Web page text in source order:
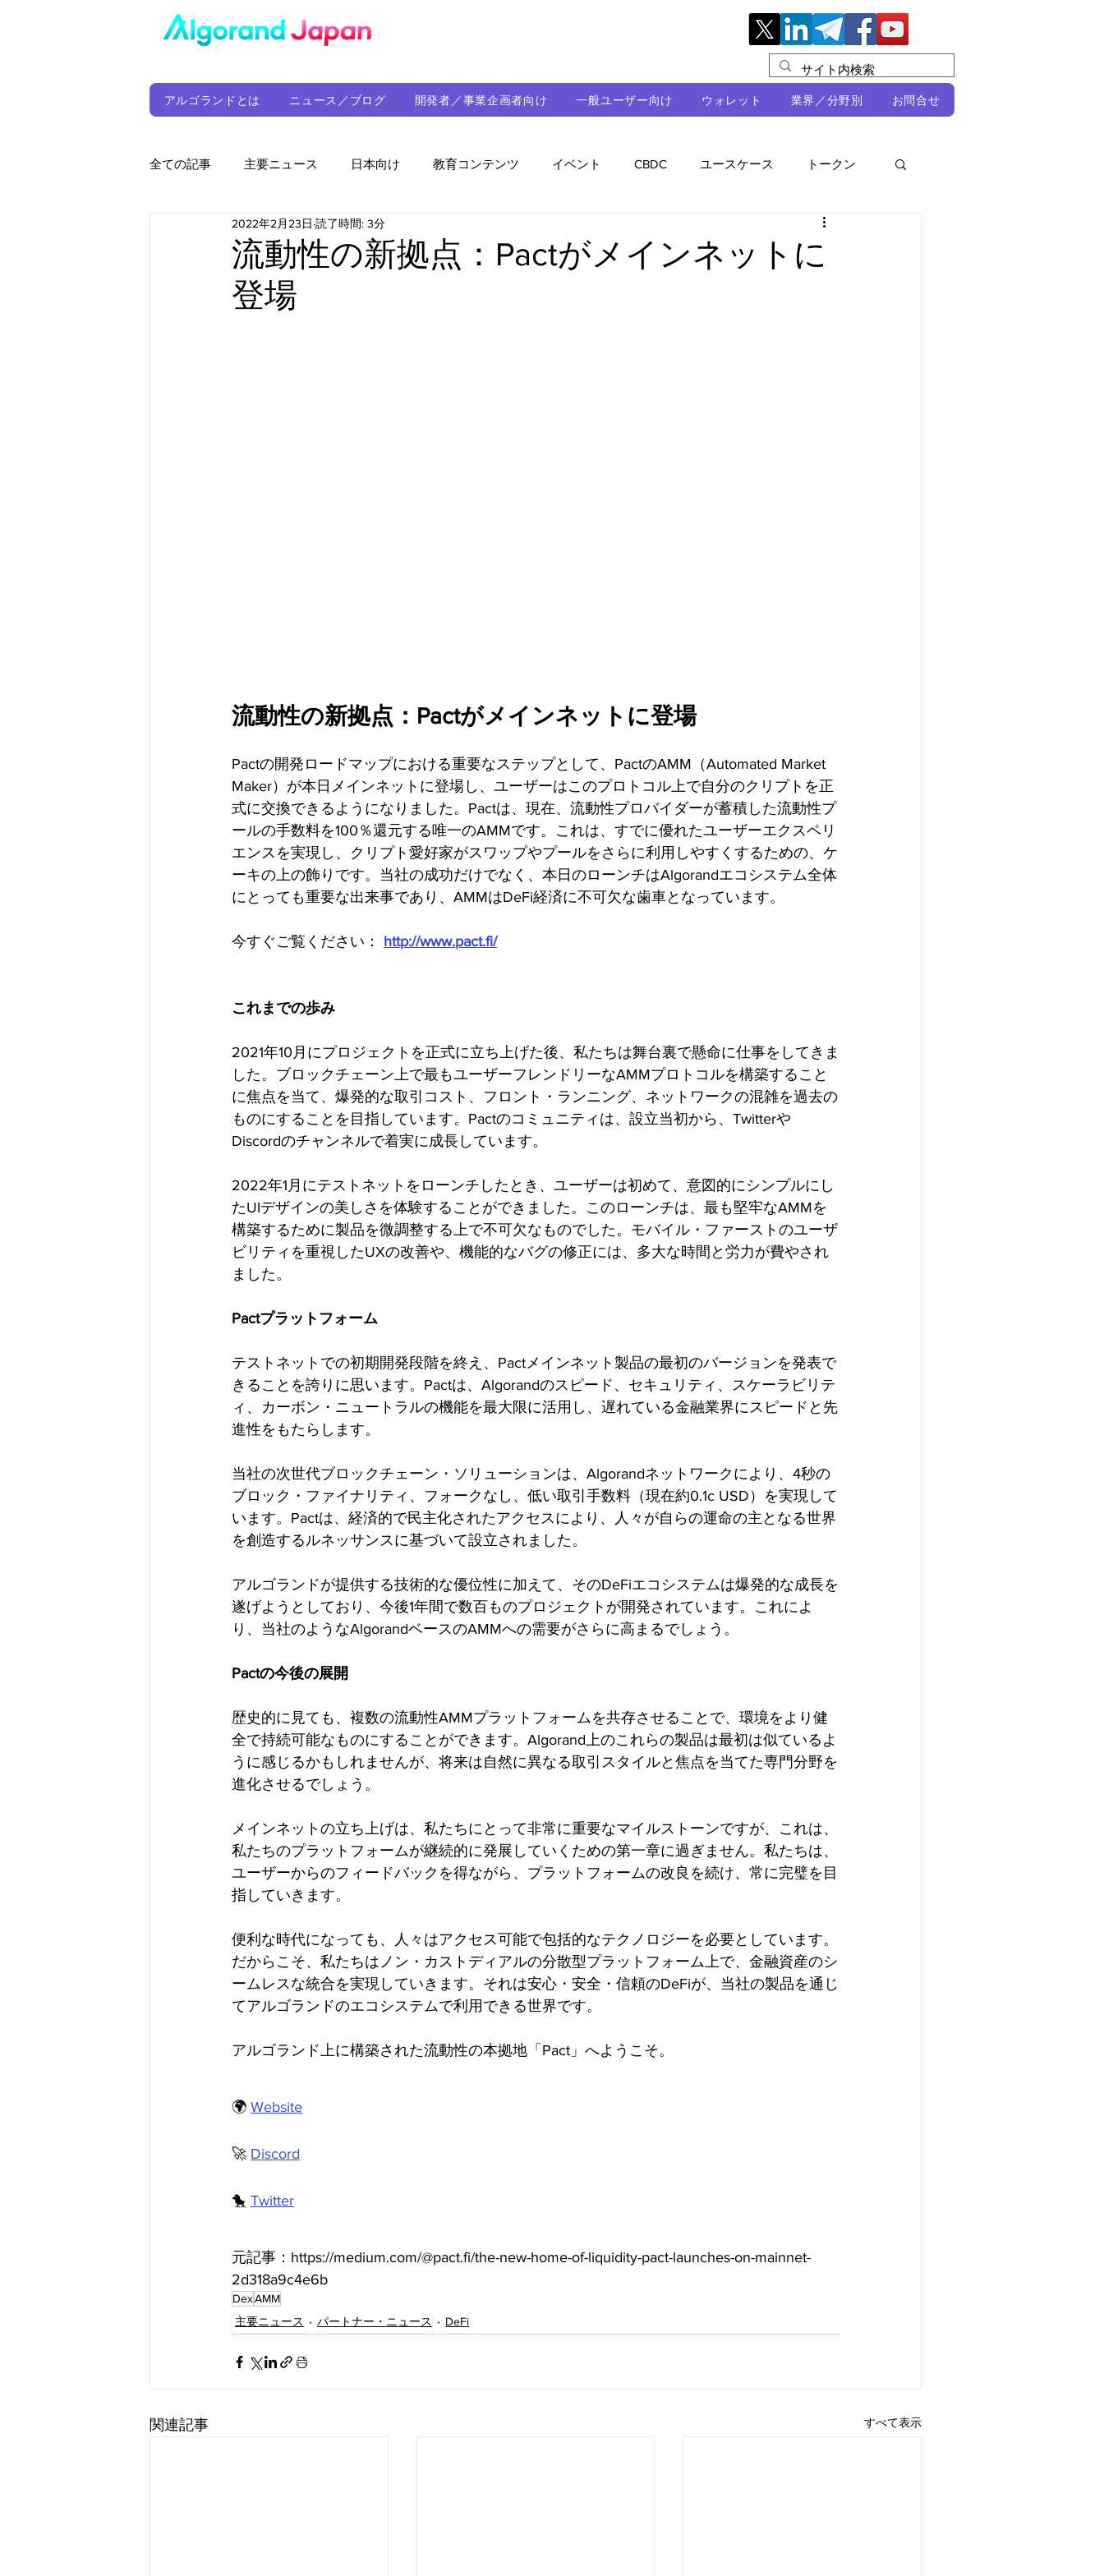
アルゴランドとは ニュース／ブログ 開発者／事業企画者向け 一般ユーザー向け ウォレット 業界／分野別 お問合せ
全ての記事 主要ニュース 日本向け 教育コンテンツ イベント CBDC ユースケース トークン
ウォレット 定期レポート
アルゴランド財団
流動性の新拠点：Pactがメインネットに
登場
2022年2月23日 読了時間: 3分
流動性の新拠点：Pactがメインネットに登場
Pactの開発ロードマップにおける重要なステップとして、PactのAMM（Automated Market
Maker）が本日メインネットに登場し、ユーザーはこのプロトコル上で自分のクリプトを正
式に交換できるようになりました。Pactは、現在、流動性プロバイダーが蓄積した流動性プ
ールの手数料を100％還元する唯一のAMMです。これは、すでに優れたユーザーエクスペリ
エンスを実現し、クリプト愛好家がスワップやプールをさらに利用しやすくするための、ケ
ーキの上の飾りです。当社の成功だけでなく、本日のローンチはAlgorandエコシステム全体
にとっても重要な出来事であり、AMMはDeFi経済に不可欠な歯車となっています。
今すぐご覧ください： http://www.pact.fi/
これまでの歩み
2021年10月にプロジェクトを正式に立ち上げた後、私たちは舞台裏で懸命に仕事をしてきま
した。ブロックチェーン上で最もユーザーフレンドリーなAMMプロトコルを構築すること
に焦点を当て、爆発的な取引コスト、フロント・ランニング、ネットワークの混雑を過去の
ものにすることを目指しています。Pactのコミュニティは、設立当初から、Twitterや
Discordのチャンネルで着実に成長しています。
2022年1月にテストネットをローンチしたとき、ユーザーは初めて、意図的にシンプルにし
たUIデザインの美しさを体験することができました。このローンチは、最も堅牢なAMMを
構築するために製品を微調整する上で不可欠なものでした。モバイル・ファーストのユーザ
ビリティを重視したUXの改善や、機能的なバグの修正には、多大な時間と労力が費やされ
ました。
Pactプラットフォーム
テストネットでの初期開発段階を終え、Pactメインネット製品の最初のバージョンを発表で
きることを誇りに思います。Pactは、Algorandのスピード、セキュリティ、スケーラビリテ
ィ、カーボン・ニュートラルの機能を最大限に活用し、遅れている金融業界にスピードと先
進性をもたらします。
当社の次世代ブロックチェーン・ソリューションは、Algorandネットワークにより、4秒の
ブロック・ファイナリティ、フォークなし、低い取引手数料（現在約0.1c USD）を実現して
います。Pactは、経済的で民主化されたアクセスにより、人々が自らの運命の主となる世界
を創造するルネッサンスに基づいて設立されました。
アルゴランドが提供する技術的な優位性に加えて、そのDeFiエコシステムは爆発的な成長を
遂げようとしており、今後1年間で数百ものプロジェクトが開発されています。これによ
り、当社のようなAlgorandベースのAMMへの需要がさらに高まるでしょう。
Pactの今後の展開
歴史的に見ても、複数の流動性AMMプラットフォームを共存させることで、環境をより健
全で持続可能なものにすることができます。Algorand上のこれらの製品は最初は似ているよ
うに感じるかもしれませんが、将来は自然に異なる取引スタイルと焦点を当てた専門分野を
進化させるでしょう。
メインネットの立ち上げは、私たちにとって非常に重要なマイルストーンですが、これは、
私たちのプラットフォームが継続的に発展していくための第一章に過ぎません。私たちは、
ユーザーからのフィードバックを得ながら、プラットフォームの改良を続け、常に完璧を目
指していきます。
便利な時代になっても、人々はアクセス可能で包括的なテクノロジーを必要としています。
だからこそ、私たちはノン・カストディアルの分散型プラットフォーム上で、金融資産のシ
ームレスな統合を実現していきます。それは安心・安全・信頼のDeFiが、当社の製品を通じ
てアルゴランドのエコシステムで利用できる世界です。
アルゴランド上に構築された流動性の本拠地「Pact」へようこそ。
🌍 Website
🚀 Discord
🐤 Twitter
元記事：https://medium.com/@pact.fi/the-new-home-of-liquidity-pact-launches-on-mainnet-
2d318a9c4e6b
DexAMM
主要ニュース
パートナー・ニュース DeFi
関連記事 すべて表示